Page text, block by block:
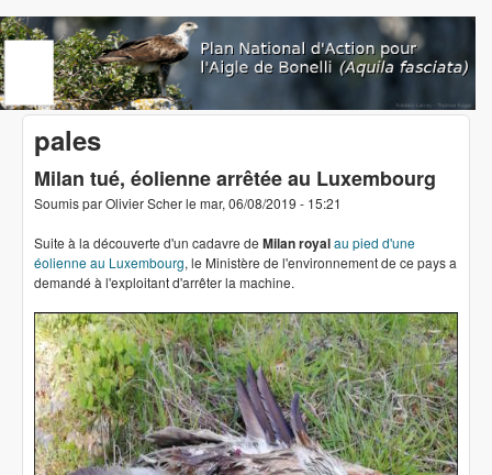
Aller au contenu principal
www.aigledebonelli.org
pales
Milan tué, éolienne arrêtée au Luxembourg
Soumis parOlivier Scherle mar, 06/08/2019 - 15:21
Suite à la découverte d'un cadavre de Milan royalau pied d'une
éolienne au Luxembourg, le Ministère de l'environnement de ce pays a
demandé à l'exploitant d'arrêter la machine.